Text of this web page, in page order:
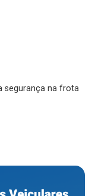
segurança na frota